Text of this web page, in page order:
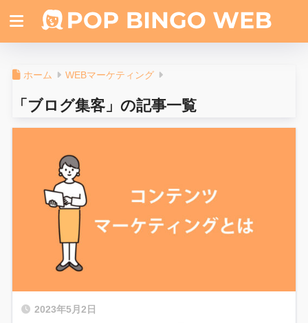
ホーム WEBマーケティング
「ブログ集客」の記事一覧
2023年5月2日